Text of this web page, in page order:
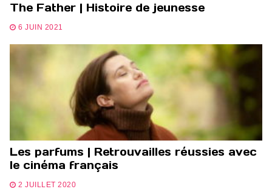
The Father | Histoire de jeunesse
6 JUIN 2021
Les parfums | Retrouvailles réussies avec
le cinéma français
2 JUILLET 2020